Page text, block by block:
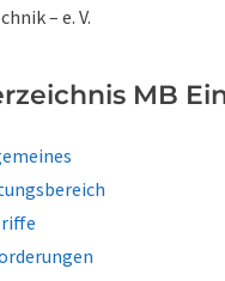
– e. V.
MB